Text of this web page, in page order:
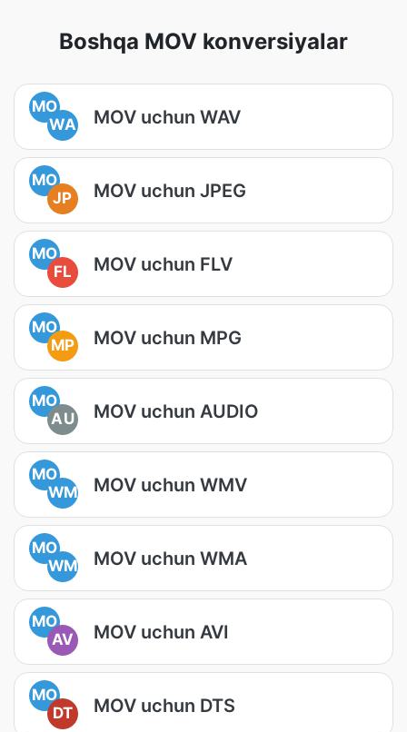
Boshqa MOV konversiyalar
MO
WA
MOV uchun WAV
MO
JP
MOV uchun JPEG
MO
FL
MOV uchun FLV
MO
MP
MOV uchun MPG
MO
AU
MOV uchun AUDIO
MO
WM
MOV uchun WMV
MO
WM
MOV uchun WMA
MO
AV
MOV uchun AVI
MO
DT
MOV uchun DTS